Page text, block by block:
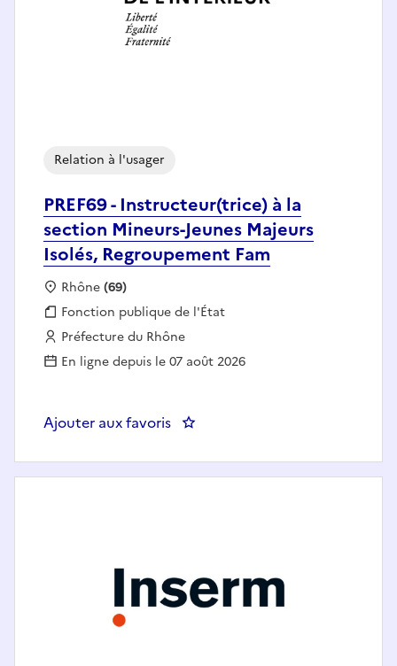
PREF69 - Instructeur(trice) à la
section Mineurs-Jeunes Majeurs
Isolés, Regroupement Fam
Relation à l'usager
Localisation :
Rhône(69)
Fonction publique :
Fonction publique de l'État
Employeur :
Préfecture du Rhône
En ligne depuis le 07 août 2026
Ajouter aux favoris